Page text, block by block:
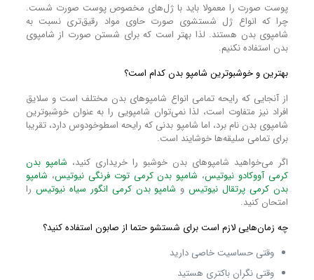
پوست صورت را معمولا باید با ژل‌های مخصوص پوست صورت شست.
چرا که انواع ژل شستشوی صورت حاوی مواد رقیق‌تری نسبت به
شامپوی بدن هستند. لذا بهتر است که برای شستن صورت از شامپوی
بدن استفاده نکنیم.
بهترین و خوشبوترین شامپو بدن کدام است؟
از آنجایی که رایحه تمامی انواع شامپوهای بدن مختلف است و سلایق
افراد نیز متفاوت است، لذا نمی‌توان شامپویی را به عنوان خوشبو‌ترین
شامپوی بدن نام برد، اما شامپو بدنی که رایحه اسطوخودوس دارد، تقریبا
برای تمامی سلیقه‌ها خوشایند است.
اگر می‌خواهید شامپوهای بدن‌ خوشبو را خریداری کنید، شامپو بدن
کرمی آووکادو نیوتیس، شامپو بدن کرمی توت فرنگی نیوتیس، شامپو
بدن کرمی پرتقال نیوتیسو شامپو بدن کرمی انگور سیاه نیوتیس را
امتحان کنید.
چه زمان‌هایی لازم است برای شستشو حتما از صابون استفاده کنید؟
وقتی حساسیت خاصی دارید
وقتی نگران باکتری هستید